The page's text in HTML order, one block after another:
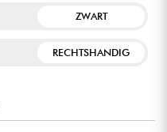
ZWART
RECHTSHANDIG